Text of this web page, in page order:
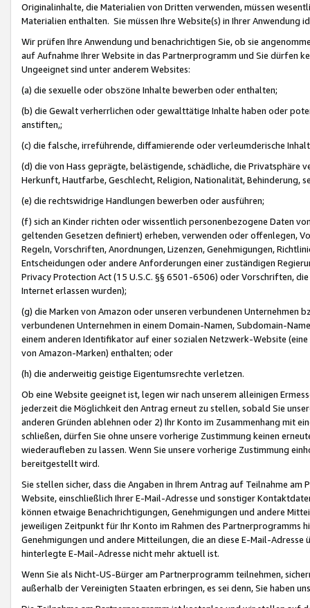
Originalinhalte, die Materialien von Dritten verwenden, müssen
Materialien enthalten. Sie müssen Ihre Website(s) in Ihrer Anwendung
Wir prüfen Ihre Anwendung und benachrichtigen Sie, ob sie
auf Aufnahme Ihrer Website in das Partnerprogramm und Sie dürfen
Ungeeignet sind unter anderem Websites:
(a) die sexuelle oder obszöne Inhalte bewerben oder enthalten;
(b) die Gewalt verherrlichen oder gewalttätige Inhalte haben oder
anstiften,;
(c) die falsche, irreführende, diffamierende oder verleumderische
(d) die von Hass geprägte, belästigende, schädliche, die Privatsphäre
Herkunft, Hautfarbe, Geschlecht, Religion, Nationalität, Behinderung,
(e) die rechtswidrige Handlungen bewerben oder ausführen;
(f) sich an Kinder richten oder wissentlich personenbezogene Daten
geltenden Gesetzen definiert) erheben, verwenden oder offenlegen,
Regeln, Vorschriften, Anordnungen, Lizenzen, Genehmigungen,
Entscheidungen oder andere Anforderungen einer zuständigen
Privacy Protection Act (15 U.S.C. §§ 6501-6506) oder Vorschriften,
Internet erlassen wurden);
(g) die Marken von Amazon oder unseren verbundenen Unternehmen
verbundenen Unternehmen in einem Domain-Namen, Subdomain-
einem anderen Identifikator auf einer sozialen Netzwerk-Website
von Amazon-Marken) enthalten; oder
(h) die anderweitig geistige Eigentumsrechte verletzen.
Ob eine Website geeignet ist, legen wir nach unserem alleinigen
jederzeit die Möglichkeit den Antrag erneut zu stellen, sobald Sie
anderen Gründen ablehnen oder 2) Ihr Konto im Zusammenhang mit
schließen, dürfen Sie ohne unsere vorherige Zustimmung keinen
wiederaufleben zu lassen. Wenn Sie unsere vorherige Zustimmung
bereitgestellt wird.
Sie stellen sicher, dass die Angaben in Ihrem Antrag auf Teilnahme
Website, einschließlich Ihrer E-Mail-Adresse und sonstiger
können etwaige Benachrichtigungen, Genehmigungen und andere
jeweiligen Zeitpunkt für Ihr Konto im Rahmen des Partnerprogramms
Genehmigungen und andere Mitteilungen, die an diese E-Mail-
hinterlegte E-Mail-Adresse nicht mehr aktuell ist.
Wenn Sie als Nicht-US-Bürger am Partnerprogramm teilnehmen,
außerhalb der Vereinigten Staaten erbringen, es sei denn, Sie haben